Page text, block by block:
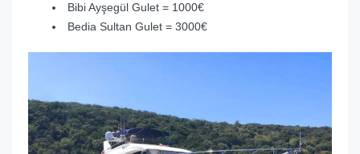
Bibi Ayşegül Gulet = 1000€
Bedia Sultan Gulet = 3000€